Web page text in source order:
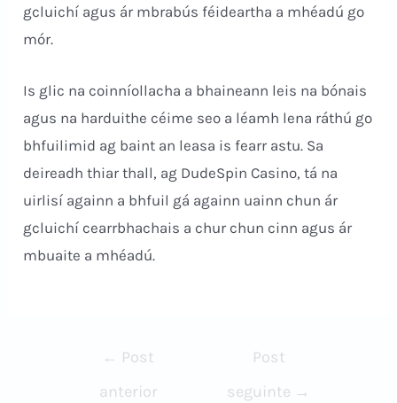
gcluichí agus ár mbrabús féideartha a mhéadú go
mór.
Is glic na coinníollacha a bhaineann leis na bónais
agus na harduithe céime seo a léamh lena ráthú go
bhfuilimid ag baint an leasa is fearr astu. Sa
deireadh thiar thall, ag DudeSpin Casino, tá na
uirlisí againn a bhfuil gá againn uainn chun ár
gcluichí cearrbhachais a chur chun cinn agus ár
mbuaite a mhéadú.
Navegação
← Post
anterior
Post
seguinte →